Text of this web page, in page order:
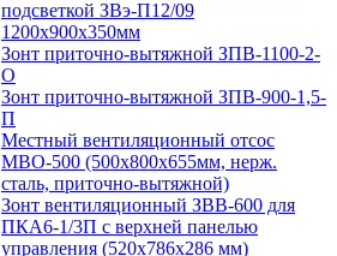
подсветкой ЗВэ-П12/09
1200х900х350мм
Зонт приточно-вытяжной ЗПВ-1100-2-
О
Зонт приточно-вытяжной ЗПВ-900-1,5-
П
Местный вентиляционный отсос
МВО-500 (500х800х655мм, нерж.
сталь, приточно-вытяжной)
Зонт вентиляционный ЗВВ-600 для
ПКА6-1/3П с верхней панелью
управления (520х786х286 мм)